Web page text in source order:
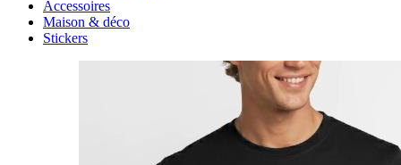
Accessoires
Maison & déco
Stickers